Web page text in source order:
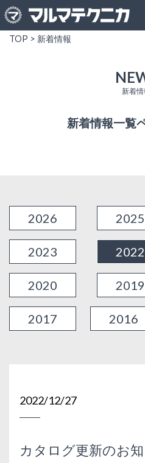
TOP > 新着情報
新着情
新着情報一覧
2026 2025
2023 2022
2020 2019
2017 2016
2022/12/27
カタログ更新のお